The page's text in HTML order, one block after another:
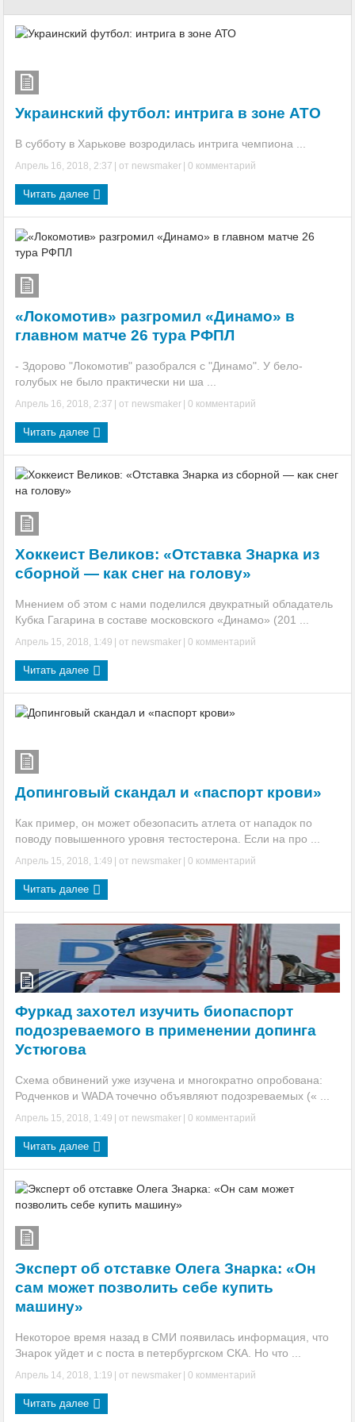
некоторых пациентов
Коронавирус — ответы на главные вопросы
Госдума разрешила продажу лекарств через интернет
Смертность от COVID-19 может быть ниже, чем считалось
Импотенция говорит о риске ранней смерти
Как правильно чихать и кашлять. Инфографика
Украинский футбол: интрига в зоне АТО
В субботу в Харькове возродилась интрига чемпиона ...
Апрель 16, 2018, 2:37 | от newsmaker 0 комментарий
Читать далее
«Локомотив» разгромил «Динамо» в
главном матче 26 тура РФПЛ
- Здорово "Локомотив" разобрался с "Динамо". У бело-
голубых не было практически ни ша ...
Апрель 16, 2018, 2:37 | от newsmaker 0 комментарий
Читать далее
Хоккеист Великов: «Отставка Знарка из
сборной — как снег на голову»
Мнением об этом с нами поделился двукратный обладатель
Кубка Гагарина в составе московского «Динамо» (201 ...
Апрель 15, 2018, 1:49 | от newsmaker 0 комментарий
Читать далее
Допинговый скандал и «паспорт крови»
Как пример, он может обезопасить атлета от нападок по
поводу повышенного уровня тестостерона. Если на про ...
Апрель 15, 2018, 1:49 | от newsmaker 0 комментарий
Читать далее
Фуркад захотел изучить биопаспорт
подозреваемого в применении допинга
Устюгова
Схема обвинений уже изучена и многократно опробована:
Родченков и WADA точечно объявляют подозреваемых (« ...
Апрель 15, 2018, 1:49 | от newsmaker 0 комментарий
Читать далее
Эксперт об отставке Олега Знарка: «Он
сам может позволить себе купить
машину»
Некоторое время назад в СМИ появилась информация, что
Знарок уйдет и с поста в петербургском СКА. Но что ...
Апрель 14, 2018, 1:19 | от newsmaker 0 комментарий
Читать далее